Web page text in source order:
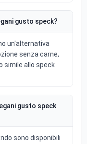
gusto speck?
un'alternativa
senza carne,
simile allo speck
gusto speck
sono disponibili